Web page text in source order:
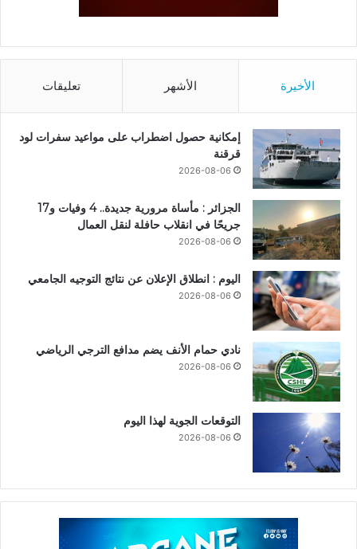
الأخيرة الأشهر تعليقات
إمكانية حصول اضطراب على مواعيد سفرات لود
قرقنة
2026-08-06
الجزائر : مأساة مرورية جديدة.. 4 وفيات و17
جريحًا في انقلاب حافلة لنقل العمال
2026-08-06
اليوم : انطلاق الإعلان عن نتائج التوجيه الجامعي
2026-08-06
نادي حمام الأنف يضم مدافع الترجي الرياضي
2026-08-06
التوقعات الجوية لهذا اليوم
2026-08-06